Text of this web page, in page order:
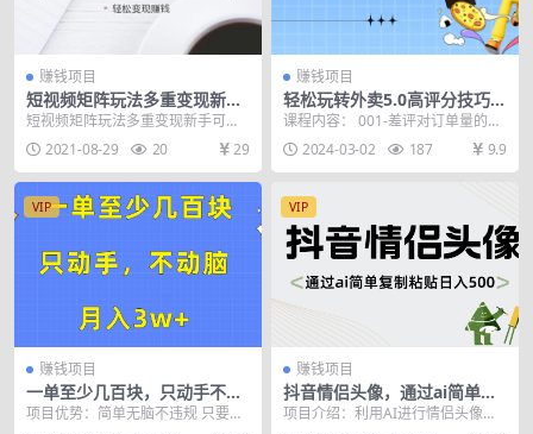
赚钱项目
短视频矩阵玩法多重变现新手
可操作（附送软件）
短视频矩阵玩法多重变现新手可操
作（附送软件）
2021-08-29 20 29
赚钱项目
轻松玩转外卖5.0高评分技巧，
超详实操，单量轻松翻倍（21
节视频课）
课程内容： 001-差评对订单量的影
响有多大.mp4 002-出现差评该如何
处理...2024-03-02 187 9.9
VIP
赚钱项目
一单至少几百块，只动手不动
脑，月入3w+。看完就能上
项目优势：简单无脑不违规 只要做
VIP
赚钱项目
抖音情侣头像，通过ai简单复
制粘贴日入500+
项目介绍：利用AI进行情侣头像的